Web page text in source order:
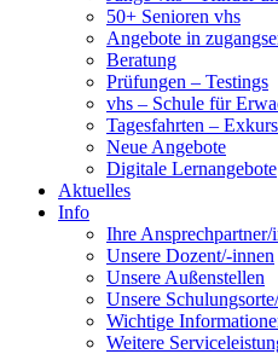
50+ Senioren vhs
Angebote in
Beratung
Prüfungen – Testings
vhs – Schule für
Tagesfahrten –
Neue Angebote
Digitale Lernangebote
Aktuelles
Info
Ihre Ansprechpartner/
Unsere Dozent/-innen
Unsere Außenstellen
Unsere
Wichtige
Weitere